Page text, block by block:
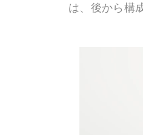
は、後から構